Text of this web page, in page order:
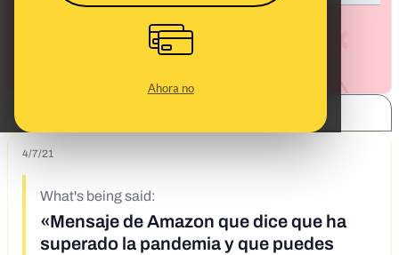
Ahora no
4/7/21
What's being said:
«Mensaje de Amazon que dice que ha
superado la pandemia y que puedes